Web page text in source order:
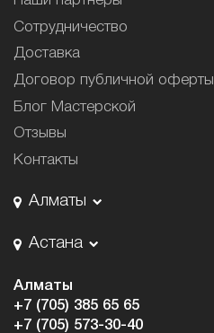
Сотрудничество
Доставка
Договор публичной оферты
Блог Мастерской
Отзывы
Контакты
Алматы
Астана
Алматы
+7 (705) 385 65 65
+7 (705) 573-30-40